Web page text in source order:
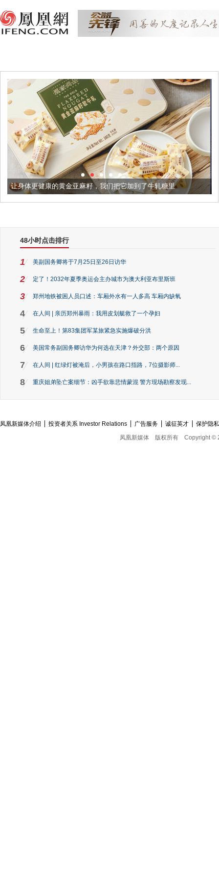
黄金亚麻籽，我们把它加到了牛轧糖里 被列入佛家七宝的
48小时点击排行
1 美副国务卿将于7月25日至26日访华
2 定了！2032年夏季奥运会主办城市为澳大利亚布里斯班
3 郑州地铁被困人员口述：车厢外水有一人多高 车厢内缺氧
4 在人间 | 亲历郑州暴雨：我用皮划艇救了一个孕妇
5 生命至上！第83集团军某旅紧急实施爆破分洪
6 美国常务副国务卿访华为何选在天津？外交部：两个原因
7 在人间 | 红绿灯被淹后，小男孩在路口指路，7位摄影师...
8 重庆姐弟坠亡案细节：凶手欲靠悲情蒙混 警方现场勘察发现...
凤凰新媒体介绍 投资者关系 Investor Relations 广告服务 诚征英才
保护隐
凤凰新媒体
版权所有 Copyright ©